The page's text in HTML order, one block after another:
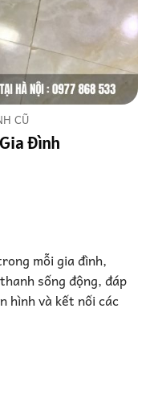
CŨ
Đình
mỗi gia đình,
sống động, đáp
hình và kết nối các